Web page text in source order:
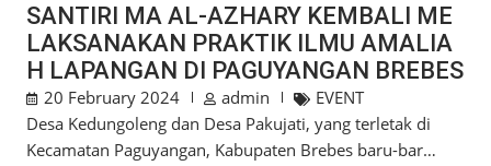
SANTIRI MA AL-AZHARY KEMBALI ME
LAKSANAKAN PRAKTIK ILMU AMALIA
H LAPANGAN DI PAGUYANGAN BREBES
20 February 2024 admin
EVENT
Desa Kedungoleng dan Desa Pakujati, yang terletak di
Kecamatan Paguyangan, Kabupaten Brebes baru-bar…